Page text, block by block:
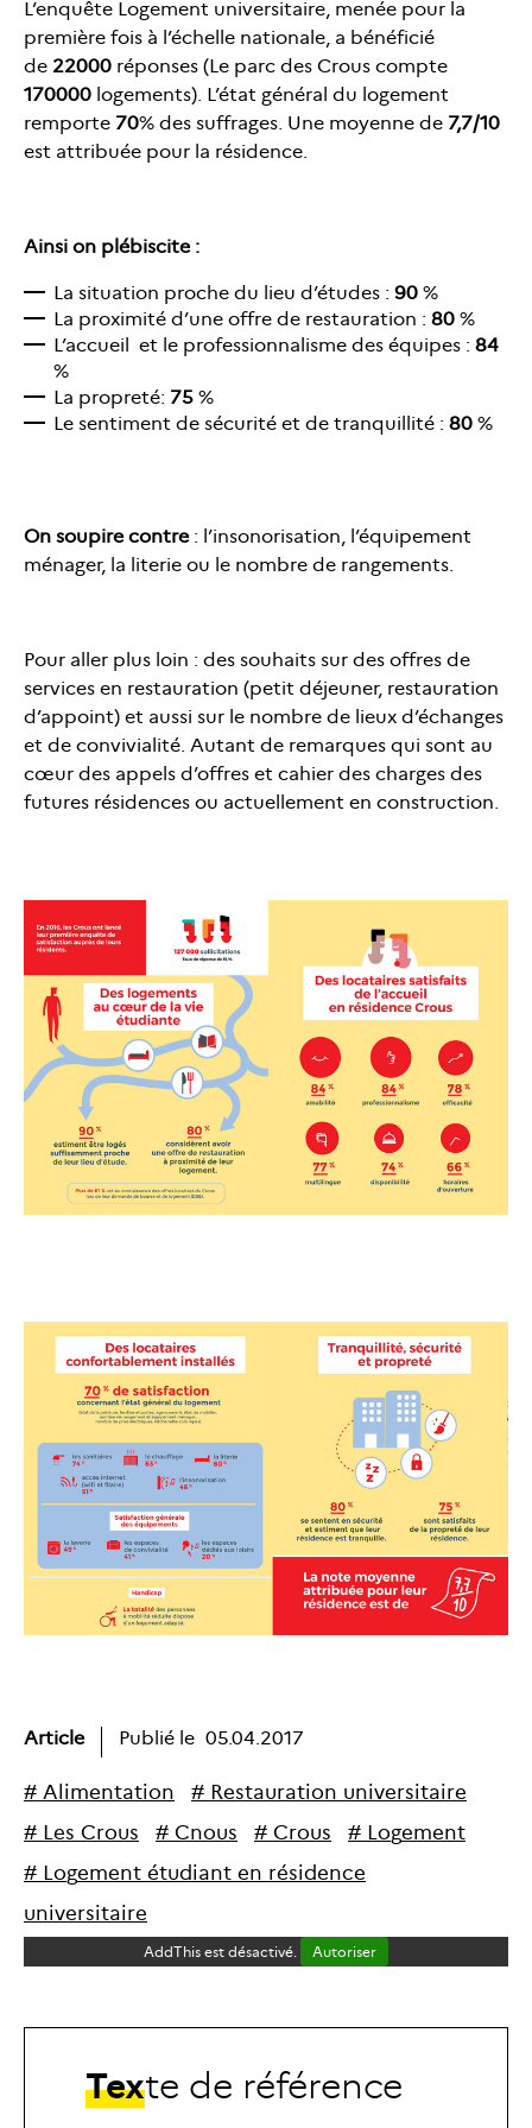
L’enquête Logement universitaire, menée pour la
première fois à l’échelle nationale, a bénéficié
de 22000 réponses (Le parc des Crous compte
170000 logements). L’état général du logement
remporte 70% des suffrages. Une moyenne de 7,7/10
est attribuée pour la résidence.
Ainsi on plébiscite :
La situation proche du lieu d’études : 90 %
La proximité d’une offre de restauration : 80 %
L’accueil et le professionnalisme des équipes : 84
%
La propreté: 75 %
Le sentiment de sécurité et de tranquillité : 80 %
On soupire contre: l’insonorisation, l’équipement
ménager, la literie ou le nombre de rangements.
Pour aller plus loin : des souhaits sur des offres de
services en restauration (petit déjeuner, restauration
d’appoint) et aussi sur le nombre de lieux d’échanges
et de convivialité. Autant de remarques qui sont au
cœur des appels d’offres et cahier des charges des
futures résidences ou actuellement en construction.
Article Publié le 05.04.2017
# Alimentation # Restauration universitaire
# Les Crous # Cnous # Crous # Logement
# Logement étudiant en résidence
universitaire
AddThis est désactivé. Autoriser
Texte de référence